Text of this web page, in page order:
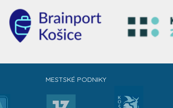
MESTSKÉ PODNIKY